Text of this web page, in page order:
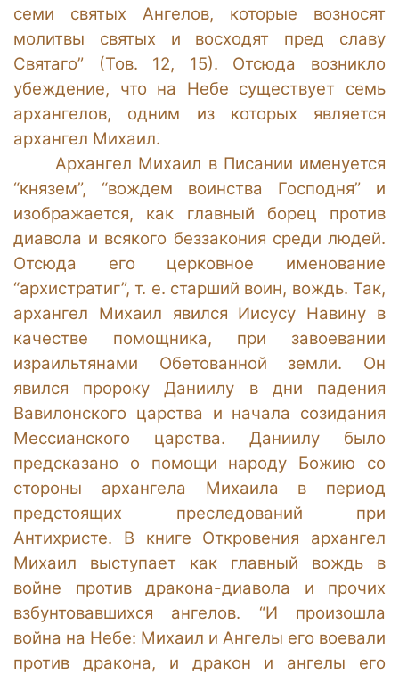
семи святых Ангелов, которые возносят
молитвы святых и восходят пред славу
Святаго” (Тов. 12, 15). Отсюда возникло
убеждение, что на Небе существует семь
архангелов, одним из которых является
архангел Михаил.
Архангел Михаил в Писании именуется
“князем”, “вождем воинства Господня” и
изображается, как главный борец против
диавола и всякого беззакония среди людей.
Отсюда его церковное именование
“архистратиг”, т. е. старший воин, вождь. Так,
архангел Михаил явился Иисусу Навину в
качестве помощника, при завоевании
израильтянами Обетованной земли. Он
явился пророку Даниилу в дни падения
Вавилонского царства и начала созидания
Мессианского царства. Даниилу было
предсказано о помощи народу Божию со
стороны архангела Михаила в период
предстоящих преследований при
Антихристе. В книге Откровения архангел
Михаил выступает как главный вождь в
войне против дракона-диавола и прочих
взбунтовавшихся ангелов. “И произошла
война на Небе: Михаил и Ангелы его воевали
против дракона, и дракон и ангелы его